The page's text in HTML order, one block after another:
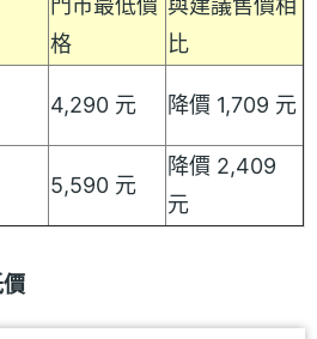
門市最低價
格
與建議售價相
比
4,290 元 降價 1,709 元
5,590 元
降價 2,409
元